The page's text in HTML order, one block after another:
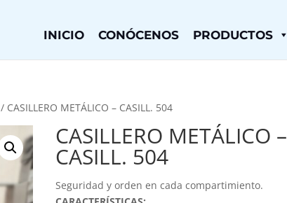
INICIO CONÓCENOS PRODUCTOS
/ CASILLERO METÁLICO – CASILL. 504
CASILLERO METÁLICO –
CASILL. 504
Seguridad y orden en cada compartimiento.